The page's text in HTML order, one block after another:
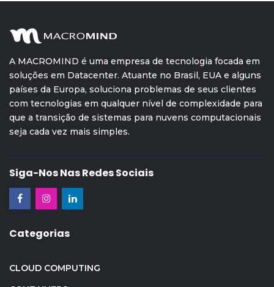
A MACROMIND é uma empresa de tecnologia focada em
soluções em Datacenter. Atuante no Brasil, EUA e alguns
países da Europa, soluciona problemas de seus clientes
com tecnologias em qualquer nível de complexidade para
que a transição de sistemas para nuvens computacionais
seja cada vez mais simples.
Siga-Nos Nas Redes Sociais
Categorias
CLOUD COMPUTING